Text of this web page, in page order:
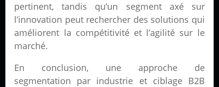
pertinent, tandis qu’un segment axé sur
l’innovation peut rechercher des solutions qui
améliorent la compétitivité et l’agilité sur le
marché.
En conclusion, une approche de
segmentation par industrie et ciblage B2B